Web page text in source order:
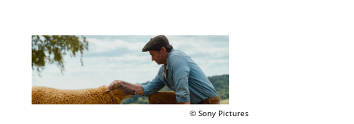
© Sony Pictures